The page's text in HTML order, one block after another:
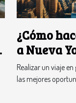
¿Cómo
a Nueva
Realizar un viaje
las mejores